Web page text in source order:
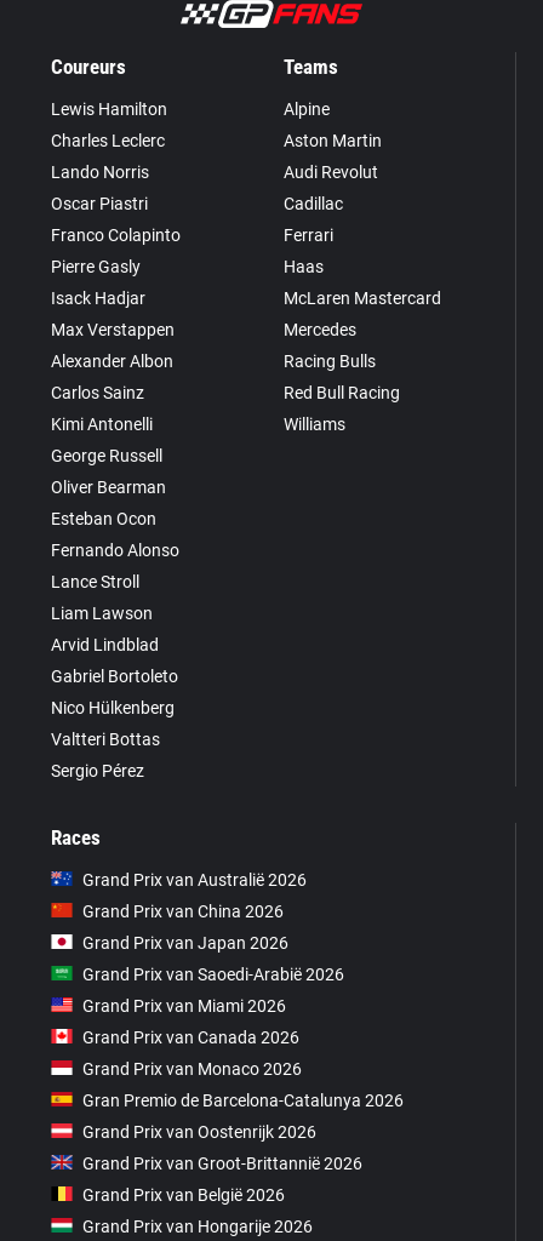
Coureurs
Lewis Hamilton
Charles Leclerc
Lando Norris
Oscar Piastri
Franco Colapinto
Pierre Gasly
Isack Hadjar
Max Verstappen
Alexander Albon
Carlos Sainz
Kimi Antonelli
George Russell
Oliver Bearman
Esteban Ocon
Fernando Alonso
Lance Stroll
Liam Lawson
Arvid Lindblad
Gabriel Bortoleto
Nico Hülkenberg
Valtteri Bottas
Sergio Pérez
Teams
Alpine
Aston Martin
Audi Revolut
Cadillac
Ferrari
Haas
McLaren Mastercard
Mercedes
Racing Bulls
Red Bull Racing
Williams
Races
Grand Prix van Australië 2026
Grand Prix van China 2026
Grand Prix van Japan 2026
Grand Prix van Saoedi-Arabië 2026
Grand Prix van Miami 2026
Grand Prix van Canada 2026
Grand Prix van Monaco 2026
Gran Premio de Barcelona-Catalunya 2026
Grand Prix van Oostenrijk 2026
Grand Prix van Groot-Brittannië 2026
Grand Prix van België 2026
Grand Prix van Hongarije 2026